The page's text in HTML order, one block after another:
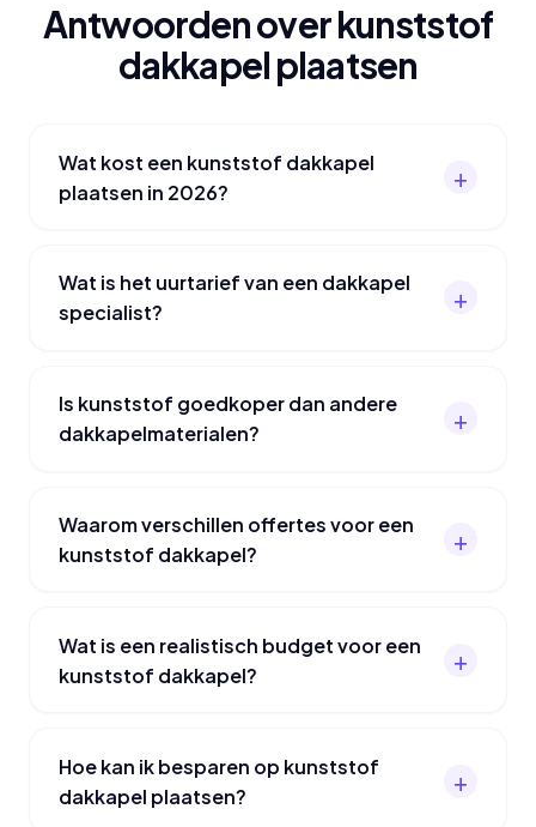
Antwoorden over kunststof
dakkapel plaatsen
Wat kost een kunststof dakkapel
plaatsen in 2026?
Wat is het uurtarief van een dakkapel
specialist?
Is kunststof goedkoper dan andere
dakkapelmaterialen?
Waarom verschillen offertes voor een
kunststof dakkapel?
Wat is een realistisch budget voor een
kunststof dakkapel?
Hoe kan ik besparen op kunststof
dakkapel plaatsen?